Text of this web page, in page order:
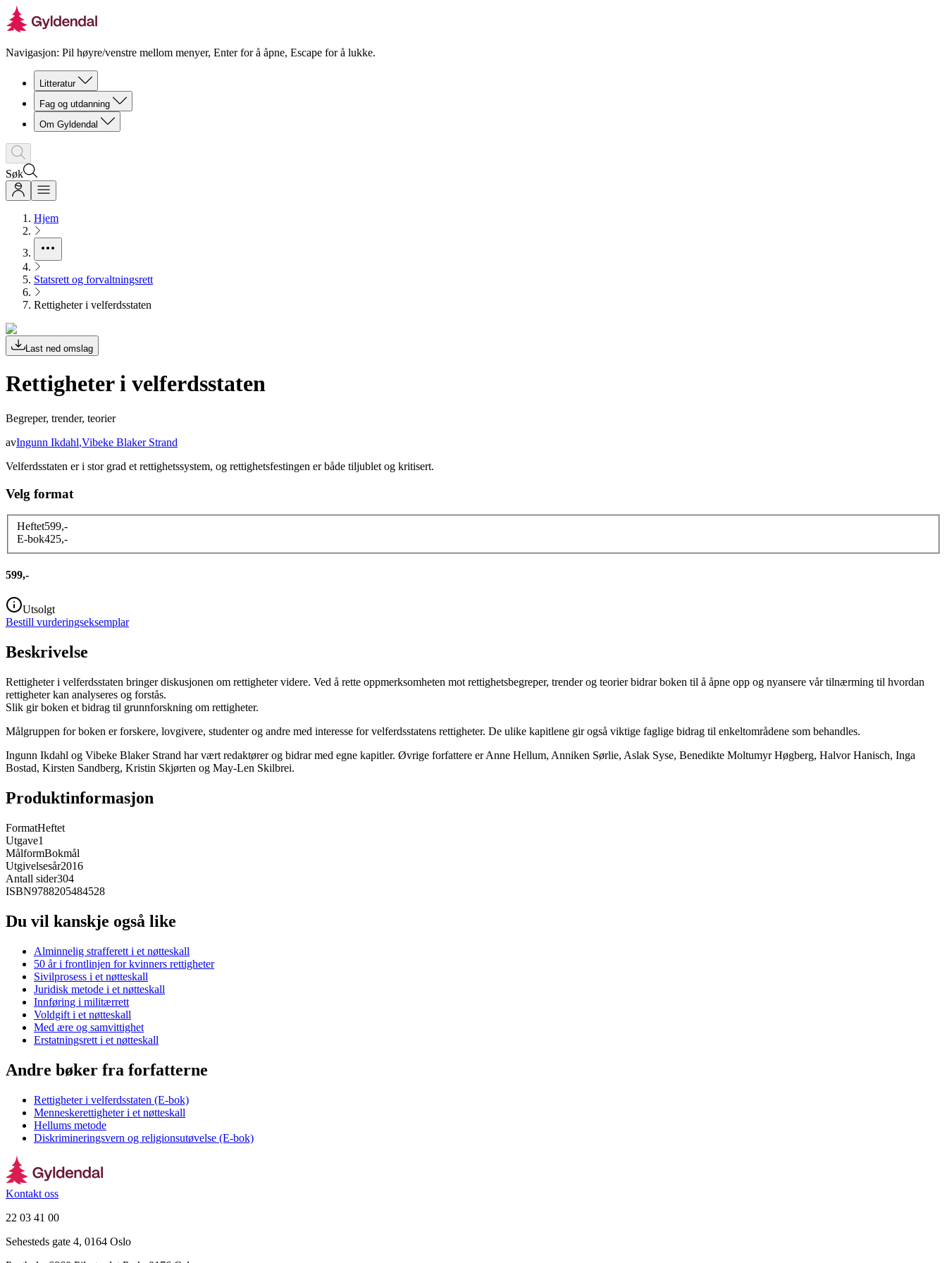
Navigasjon: Pil høyre/venstre mellom menyer, Enter for å åpne, Escape for å lukke.
Litteratur
Fag og utdanning
Om Gyldendal
Søk
Hjem
Statsrett og forvaltningsrett
Rettigheter i velferdsstaten
Last ned omslag
Rettigheter i velferdsstaten
Begreper, trender, teorier
avIngunn Ikdahl,Vibeke Blaker Strand
Velferdsstaten er i stor grad et rettighetssystem, og rettighetsfestingen er både tiljublet og kritisert.
Velg format
Heftet599,-
E-bok425,-
599,-
Utsolgt
Bestill vurderingseksemplar
Beskrivelse
Rettigheter i velferdsstaten bringer diskusjonen om rettigheter videre. Ved å rette oppmerksomheten mot rettighetsbegreper, trender og teorier bidrar boken til å åpne opp og nyansere vår tilnærming til hvordan
rettigheter kan analyseres og forstås.
Slik gir boken et bidrag til grunnforskning om rettigheter.
Målgruppen for boken er forskere, lovgivere, studenter og andre med interesse for velferdsstatens rettigheter. De ulike kapitlene gir også viktige faglige bidrag til enkeltområdene som behandles.
Ingunn Ikdahl og Vibeke Blaker Strand har vært redaktører og bidrar med egne kapitler. Øvrige forfattere er Anne Hellum, Anniken Sørlie, Aslak Syse, Benedikte Moltumyr Høgberg, Halvor Hanisch, Inga
Bostad, Kirsten Sandberg, Kristin Skjørten og May-Len Skilbrei.
Produktinformasjon
FormatHeftet
Utgave1
MålformBokmål
Utgivelsesår2016
Antall sider304
ISBN9788205484528
Du vil kanskje også like
Alminnelig strafferett i et nøtteskall
50 år i frontlinjen for kvinners rettigheter
Sivilprosess i et nøtteskall
Juridisk metode i et nøtteskall
Innføring i militærrett
Voldgift i et nøtteskall
Med ære og samvittighet
Erstatningsrett i et nøtteskall
Andre bøker fra forfatterne
Rettigheter i velferdsstaten (E-bok)
Menneskerettigheter i et nøtteskall
Hellums metode
Diskrimineringsvern og religionsutøvelse (E-bok)
Kontakt oss
22 03 41 00
Sehesteds gate 4, 0164 Oslo